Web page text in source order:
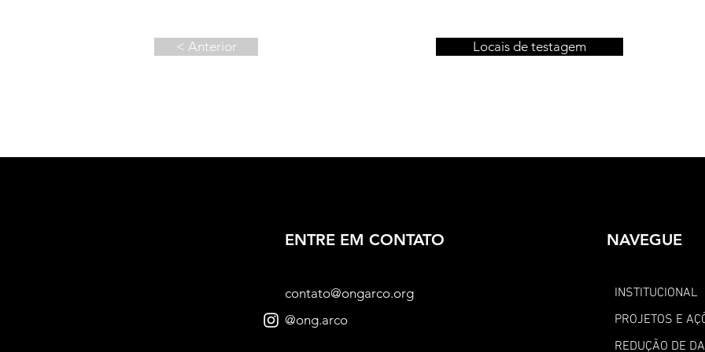
< Anterior Locais de testagem
ENTRE EM CONTATO
contato@ongarco.org
@ong.arco
NAVEGUE
INSTITUCIONAL
PROJETOS E
REDUÇÃO DE